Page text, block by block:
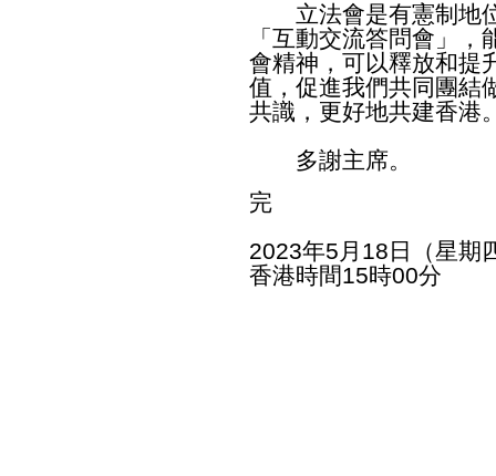
立法會是有憲制地位
「互動交流答問會」
會精神，可以釋放和提
值，促進我們共同團結
共識，更好地共建香港
多謝主席。
完
2023年5月18日（星期
香港時間15時00分